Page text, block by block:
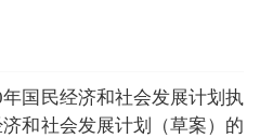
国民经济和社会发展计划执
和社会发展计划（草案）的